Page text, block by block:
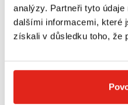
analýzy. Partneři tyto
dalšími informacemi, které
získali v důsledku toho, že